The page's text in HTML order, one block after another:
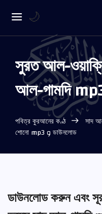
সুরত আল-
আল-গামদি
পবিত্র কুরআনের কণ্ঠ সাদ
ডাউনলোড و শোনো mp3
ডাউনলোড করুন এবং
🌙